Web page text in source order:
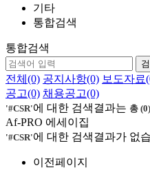
기타
통합검색
통합검색
전체(0) 공지사항(0) 보도자료
공고(0) 채용공고(0)
'#CSR'에 대한 검색결과는 총
Af-PRO 에세이집
'#CSR'에 대한 검색결과가 없
이전페이지